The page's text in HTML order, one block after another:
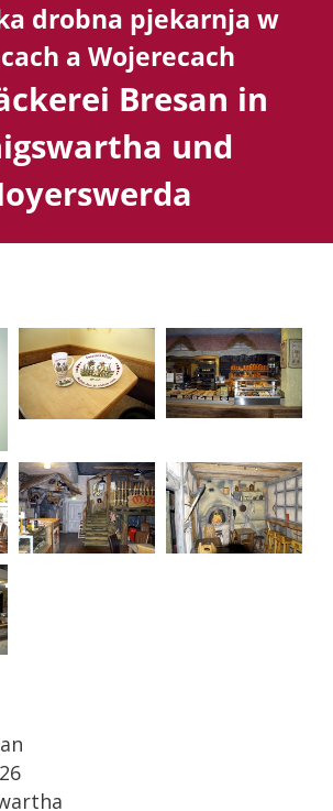
drobna pjekarnja w
a Wojerecach
Bresan in
und